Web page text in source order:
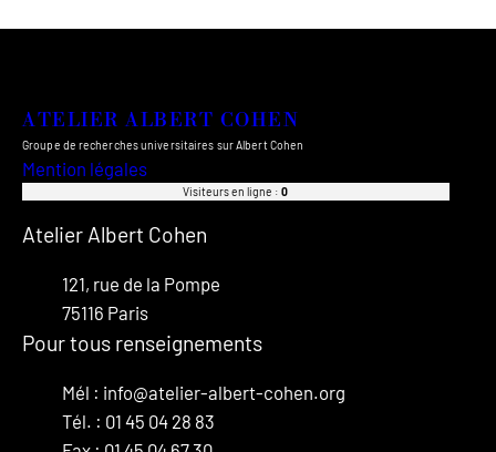
ATELIER ALBERT COHEN
Groupe de recherches universitaires sur Albert Cohen
Mention légales
Visiteurs en ligne :0
Atelier Albert Cohen
121, rue de la Pompe
75116 Paris
Pour tous renseignements
Mél : info@atelier-albert-cohen.org
Tél. : 01 45 04 28 83